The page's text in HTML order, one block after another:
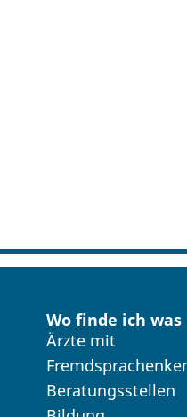
Wo finde ich was
Ärzte mit
Beratungsstellen